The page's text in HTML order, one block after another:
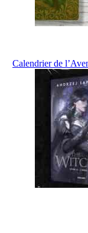
Calendrier de